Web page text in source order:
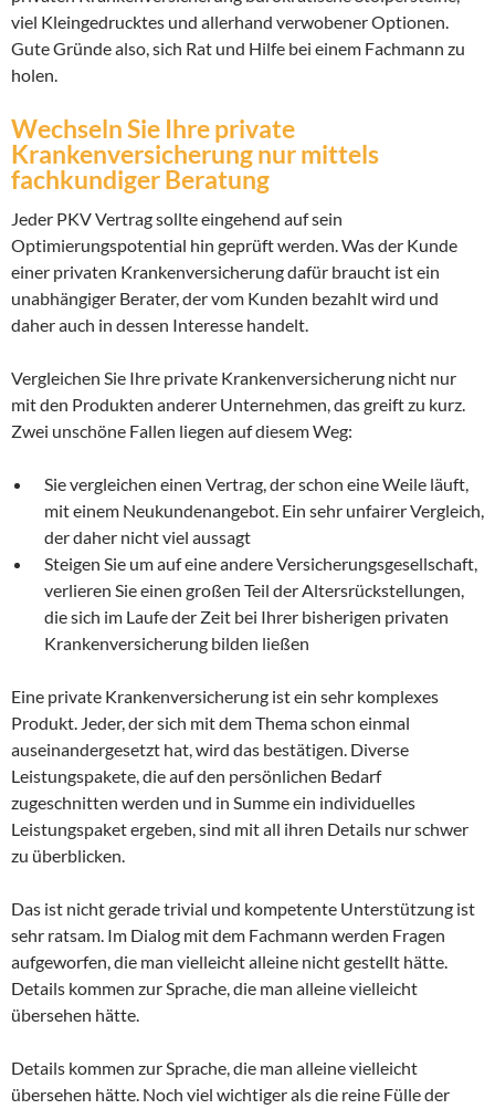
viel Kleingedrucktes und allerhand verwobener Optionen.
Gute Gründe also, sich Rat und Hilfe bei einem Fachmann zu
holen.
Wechseln Sie Ihre private
Krankenversicherung nur mittels
fachkundiger Beratung
Jeder PKV Vertrag sollte eingehend auf sein
Optimierungspotential hin geprüft werden. Was der Kunde
einer privaten Krankenversicherung dafür braucht ist ein
unabhängiger Berater, der vom Kunden bezahlt wird und
daher auch in dessen Interesse handelt.
Vergleichen Sie Ihre private Krankenversicherung nicht nur
mit den Produkten anderer Unternehmen, das greift zu kurz.
Zwei unschöne Fallen liegen auf diesem Weg:
Sie vergleichen einen Vertrag, der schon eine Weile läuft,
mit einem Neukundenangebot. Ein sehr unfairer Vergleich,
der daher nicht viel aussagt
Steigen Sie um auf eine andere Versicherungsgesellschaft,
verlieren Sie einen großen Teil der Altersrückstellungen,
die sich im Laufe der Zeit bei Ihrer bisherigen privaten
Krankenversicherung bilden ließen
Eine private Krankenversicherung ist ein sehr komplexes
Produkt. Jeder, der sich mit dem Thema schon einmal
auseinandergesetzt hat, wird das bestätigen. Diverse
Leistungspakete, die auf den persönlichen Bedarf
zugeschnitten werden und in Summe ein individuelles
Leistungspaket ergeben, sind mit all ihren Details nur schwer
zu überblicken.
Das ist nicht gerade trivial und kompetente Unterstützung ist
sehr ratsam. Im Dialog mit dem Fachmann werden Fragen
aufgeworfen, die man vielleicht alleine nicht gestellt hätte.
Details kommen zur Sprache, die man alleine vielleicht
übersehen hätte.
Details kommen zur Sprache, die man alleine vielleicht
übersehen hätte. Noch viel wichtiger als die reine Fülle der